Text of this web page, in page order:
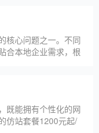
站团队。第一，优
核心问题之一。不同
合本地企业需求，根
，我们针对苏左旗
既能拥有个性化的网
仿站套餐1200元起/